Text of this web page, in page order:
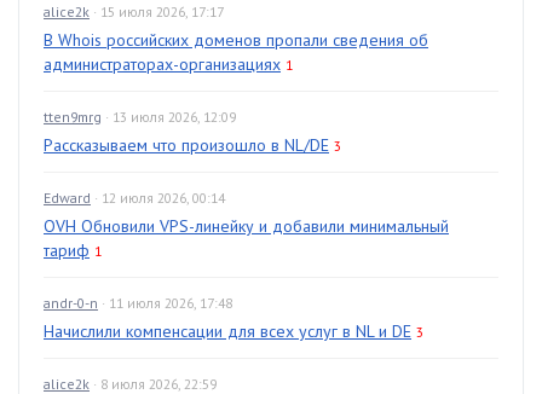
alice2k · 15 июля 2026, 17:17
В Whois российских доменов пропали сведения об
администраторах-организациях 1
tten9mrg · 13 июля 2026, 12:09
Рассказываем что произошло в NL/DE 3
Edward · 12 июля 2026, 00:14
OVH Обновили VPS-линейку и добавили минимальный
тариф 1
andr-0-n · 11 июля 2026, 17:48
Начислили компенсации для всех услуг в NL и DE 3
alice2k · 8 июля 2026, 22:59